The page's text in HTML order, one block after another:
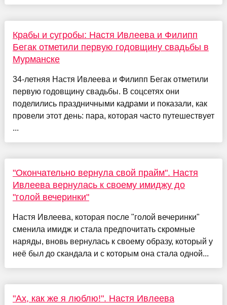
Крабы и сугробы: Настя Ивлеева и Филипп
Бегак отметили первую годовщину свадьбы в
Мурманске
34-летняя Настя Ивлеева и Филипп Бегак отметили
первую годовщину свадьбы. В соцсетях они
поделились праздничными кадрами и показали, как
провели этот день: пара, которая часто путешествует
...
"Окончательно вернула свой прайм". Настя
Ивлеева вернулась к своему имиджу до
"голой вечеринки"
Настя Ивлеева, которая после "голой вечеринки"
сменила имидж и стала предпочитать скромные
наряды, вновь вернулась к своему образу, который у
неё был до скандала и с которым она стала одной...
"Ах, как же я люблю!". Настя Ивлеева